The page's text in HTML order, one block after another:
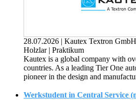
28.07.2026 | Kautex Textron
Holzlar | Praktikum
Kautex is a global company with
countries. As a leading Tier One
pioneer in the design and
Werkstudent in Central Service